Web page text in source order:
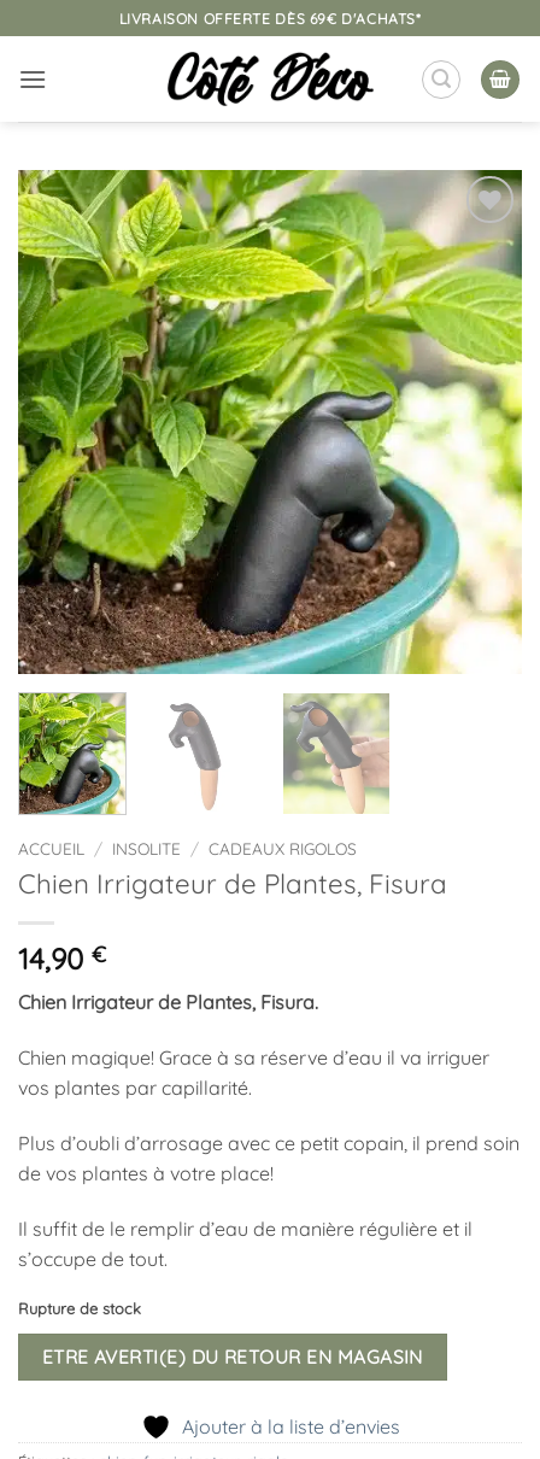
au
contenu
LIVRAISON OFFERTE DÈS 69€ D'ACHATS*
Ajouter
à la
liste
d’envies
ACCUEIL / INSOLITE / CADEAUX RIGOLOS
Chien Irrigateur de Plantes, Fisura
14,90 €
Chien Irrigateur de Plantes, Fisura.
Chien magique! Grace à sa réserve d’eau il va irriguer
vos plantes par capillarité.
Plus d’oubli d’arrosage avec ce petit copain, il prend soin
de vos plantes à votre place!
Il suffit de le remplir d’eau de manière régulière et il
s’occupe de tout.
Rupture de stock
ETRE AVERTI(E) DU RETOUR EN MAGASIN
Ajouter à la liste d’envies